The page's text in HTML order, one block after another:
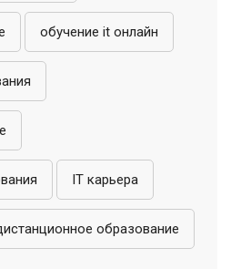
обучение it онлайн
IT карьера
образование